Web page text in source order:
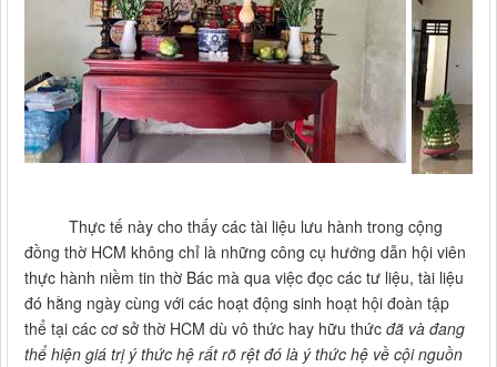
Thực tế này cho thấy các tài liệu lưu hành trong cộng
đồng thờ HCM không chỉ là những công cụ hướng dẫn hội viên
thực hành niềm tin thờ Bác mà qua việc đọc các tư liệu, tài liệu
đó hằng ngày cùng với các hoạt động sinh hoạt hội đoàn tập
thể tại các cơ sở thờ HCM dù vô thức hay hữu thức đã và đang
thể hiện giá trị ý thức hệ rất rõ rệt đó là ý thức hệ về cội nguồn